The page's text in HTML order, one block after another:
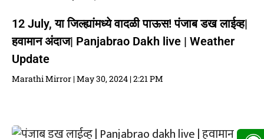
12 July, या जिल्ह्यांमध्ये वादळी पाऊस! पंजाब डख लाईव्ह|
हवामान अंदाज| Panjabrao Dakh live | Weather
Update
Marathi Mirror May 30, 2024 2:21 PM